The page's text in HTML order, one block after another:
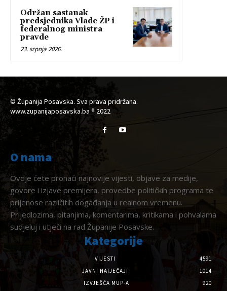
Održan sastanak
predsjednika Vlade ŽP i
federalnog ministra
pravde
23. srpnja 2026.
© Županija Posavska. Sva prava pridržana.
www.zupanijaposavska.ba ® 2022
O nama
Ovdje ćete pronaći najnovije vijesti, objave za medije,
govore i izjave premijera, provedbe političkih programa te
prijenose različitih događanja u realnom vremenu.
Prijedlozima, pitanjima, komentarima, kritikama i pohvalama
sudjeluj i utječi na rad Županije Posavske.
Kategorije
VIJESTI
4591
JAVNI NATJEČAJI
1014
IZVJEŠĆA MUP-A
920